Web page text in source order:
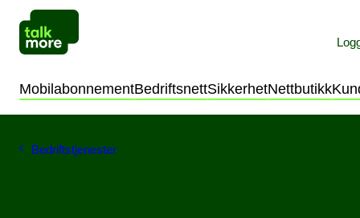
MobilabonnementBedriftsnettSikkerhetNettbutikk
Bedriftstjenester